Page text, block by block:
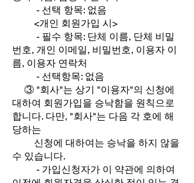
- 선택 항목: 없음
<개인 회원가입 시>
- 필수 항목: 단체 이름, 단체 비밀
번호, 개인 이메일, 비밀번호, 이용자 이
름, 이용자 연락처
- 선택항목: 없음
③ "회사"는 상기 "이용자"의 신청에
대하여 회원가입을 승낙함을 원칙으로
합니다. 다만, "회사"는 다음 각 호에 해
당하는
신청에 대하여는 승낙을 하지 않을
수 있습니다.
- 가입신청자가 이 약관에 의하여